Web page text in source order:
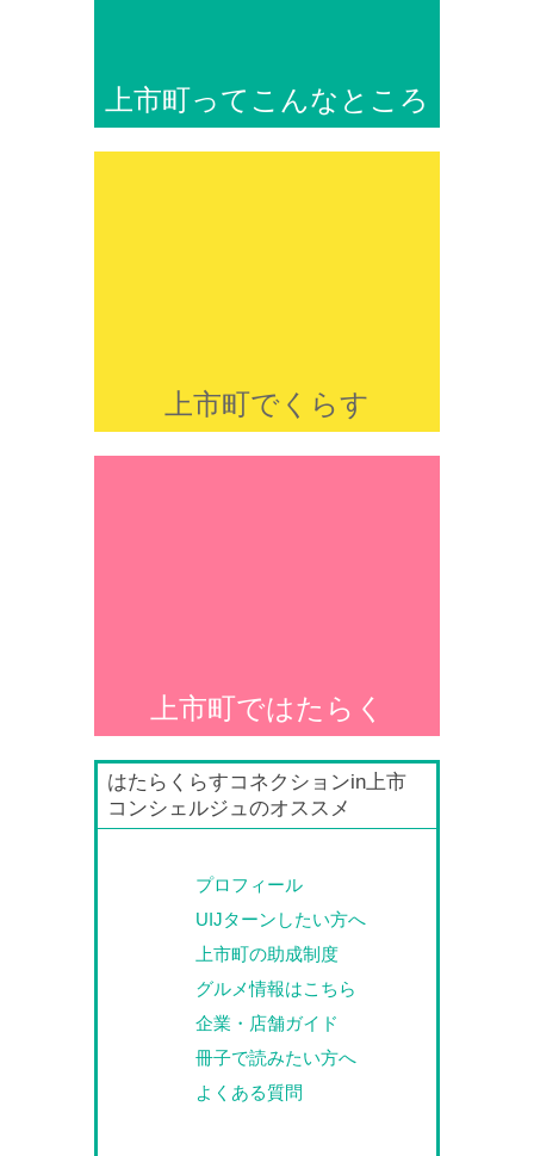
上市町ってこんなところ
上市町でくらす
上市町ではたらく
はたらくらすコネクションin上市
コンシェルジュのオススメ
プロフィール
UIJターンしたい方へ
上市町の助成制度
グルメ情報はこちら
企業・店舗ガイド
冊子で読みたい方へ
よくある質問